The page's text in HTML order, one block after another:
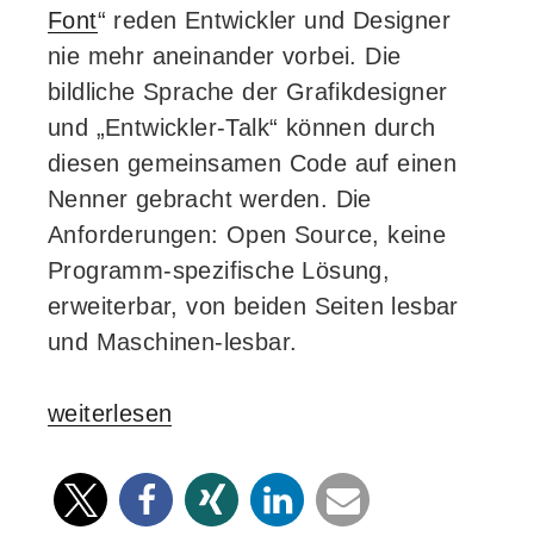
Font“ reden Entwickler und Designer
nie mehr aneinander vorbei. Die
bildliche Sprache der Grafikdesigner
und „Entwickler-Talk“ können durch
diesen gemeinsamen Code auf einen
Nenner gebracht werden. Die
Anforderungen: Open Source, keine
Programm-spezifische Lösung,
erweiterbar, von beiden Seiten lesbar
und Maschinen-lesbar.
„Ignite
Elfmal
gezündet“
weiterlesen